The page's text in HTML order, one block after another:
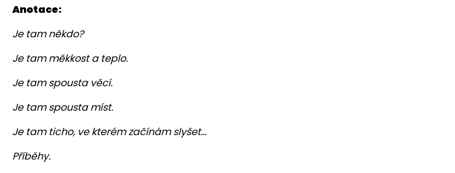
Anotace:
Je tam někdo?
Je tam měkkost a teplo.
Je tam spousta věcí.
Je tam spousta míst.
Je tam ticho, ve kterém začínám slyšet…
Příběhy.